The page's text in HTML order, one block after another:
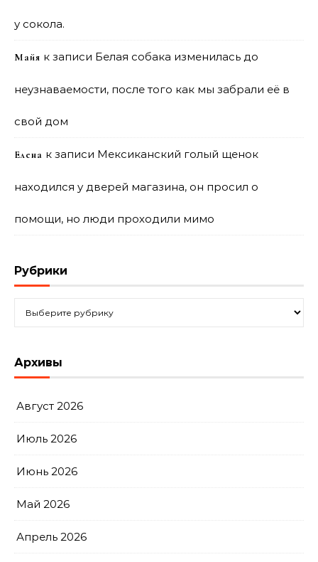
у сокола.
Майя к записи Белая собака изменилась до
неузнаваемости, после того как мы забрали её в
свой дом
Елена к записи Мексиканский голый щенок
находился у дверей магазина, он просил о
помощи, но люди проходили мимо
Рубрики
Архивы
Август 2026
Июль 2026
Июнь 2026
Май 2026
Апрель 2026